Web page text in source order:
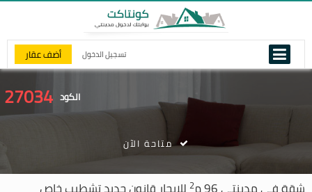
تسجيل الدخول أضف عقار
الكود 27034
2
متاحة الآن